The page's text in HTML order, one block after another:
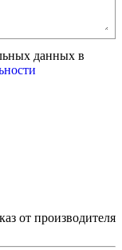
данных в
от производителя